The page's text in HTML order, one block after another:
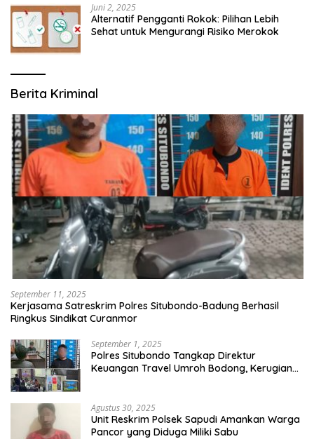
Juni 2, 2025
Alternatif Pengganti Rokok: Pilihan Lebih
Sehat untuk Mengurangi Risiko Merokok
Berita Kriminal
September 11, 2025
Kerjasama Satreskrim Polres Situbondo-Badung Berhasil
Ringkus Sindikat Curanmor
September 1, 2025
Polres Situbondo Tangkap Direktur
Keuangan Travel Umroh Bodong, Kerugian
Agustus 30, 2025
Unit Reskrim Polsek Sapudi Amankan Warga
Pancor yang Diduga Miliki Sabu